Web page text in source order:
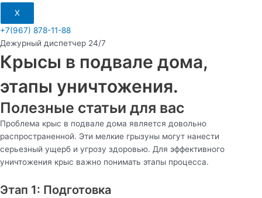
X
+7(967) 878-11-88
Дежурный диспетчер 24/7
Крысы в подвале дома,
этапы уничтожения.
Полезные статьи для вас
Проблема крыс в подвале дома является довольно
распространенной. Эти мелкие грызуны могут нанести
серьезный ущерб и угрозу здоровью. Для эффективного
уничтожения крыс важно понимать этапы процесса.
Этап 1: Подготовка